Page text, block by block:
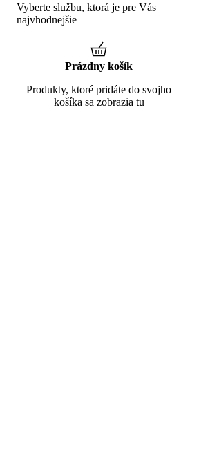
Vyberte službu, ktorá je pre Vás
najvhodnejšie
Prázdny košík
Produkty, ktoré pridáte do svojho
košíka sa zobrazia tu